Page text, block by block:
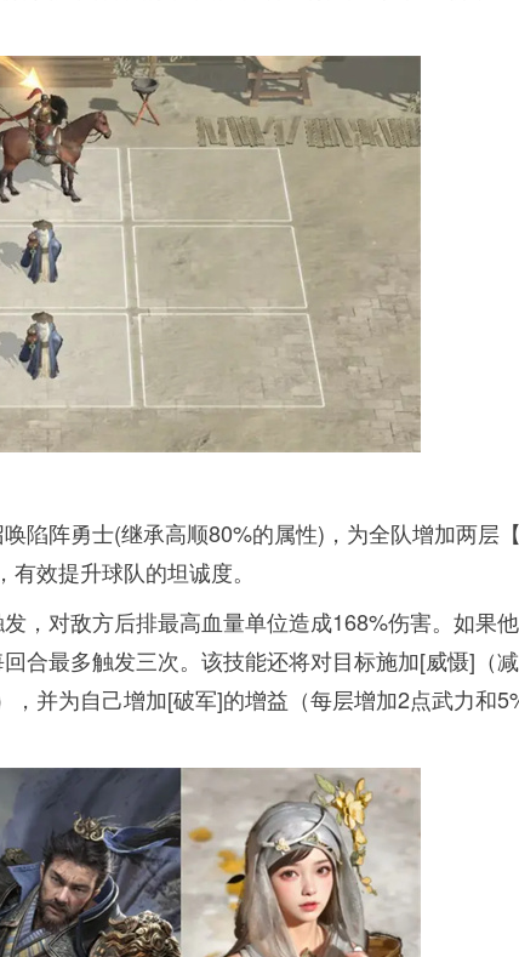
陷阵勇士(继承高顺80%的属性)，为全队增加两层
效提升球队的坦诚度。
，对敌方后排最高血量单位造成168%伤害。如果
合最多触发三次。该技能还将对目标施加[威慑]（
并为自己增加[破军]的增益（每层增加2点武力和